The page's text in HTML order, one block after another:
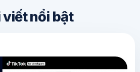
viết nổi bật